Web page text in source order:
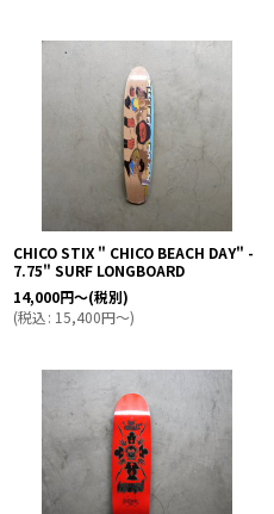
CHICO STIX " CHICO BEACH DAY" -
7.75" SURF LONGBOARD
14,000円～(税別)
(税込: 15,400円～)